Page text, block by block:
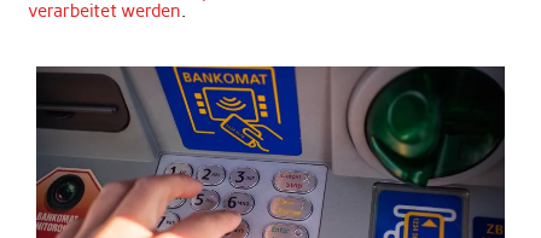
verarbeitet werden.